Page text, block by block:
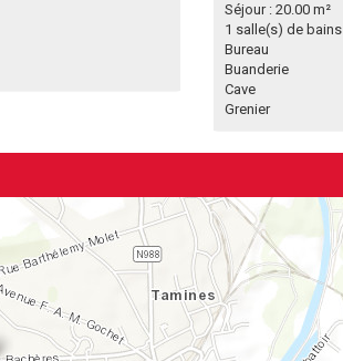
Séjour : 20.00 m²
1 salle(s) de bains
Bureau
Buanderie
Cave
Grenier